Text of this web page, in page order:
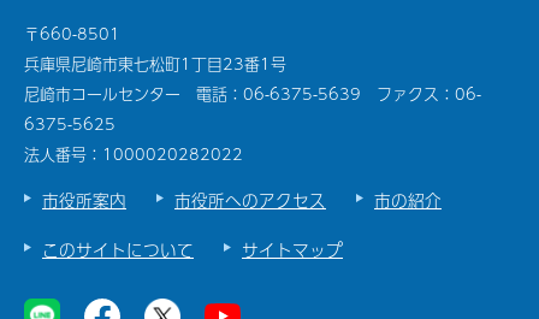
〒660-8501
兵庫県尼崎市東七松町1丁目23番1号
尼崎市コールセンター 電話：06-6375-5639 ファクス：06-
6375-5625
法人番号：1000020282022
市役所案内 市役所へのアクセス
市の紹介
このサイトについて
サイトマップ